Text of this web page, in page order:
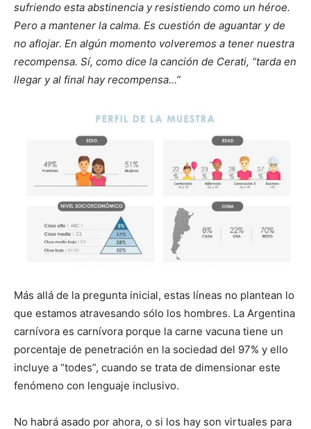
sufriendo esta abstinencia y resistiendo como un héroe.
Pero a mantener la calma. Es cuestión de aguantar y de
no aflojar. En algún momento volveremos a tener nuestra
recompensa. Sí, como dice la canción de Cerati, “tarda en
llegar y al final hay recompensa…”
Más allá de la pregunta inicial, estas líneas no plantean lo
que estamos atravesando sólo los hombres. La Argentina
carnívora es carnívora porque la carne vacuna tiene un
porcentaje de penetración en la sociedad del 97% y ello
incluye a “todes”, cuando se trata de dimensionar este
fenómeno con lenguaje inclusivo.
No habrá asado por ahora, o si los hay son virtuales para